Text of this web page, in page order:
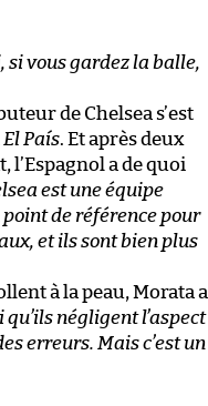
si vous gardez la balle,
de Chelsea s’est
El País. Et après deux
l’Espagnol a de quoi
est une équipe
de référence pour
et ils sont bien plus
à la peau, Morata a
qu’ils négligent l’aspect
erreurs. Mais c’est un